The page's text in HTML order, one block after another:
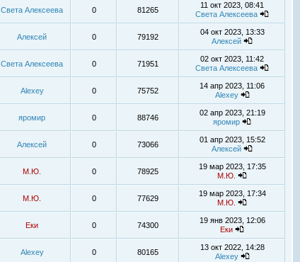
Света Алексеева 0 81265
11 окт 2023, 08:41
Света Алексеева
Алексей 0 79192
04 окт 2023, 13:33
Алексей
Света Алексеева 0 71951
02 окт 2023, 11:42
Света Алексеева
Alexey 0 75752
14 апр 2023, 11:06
Alexey
яромир 0 88746
02 апр 2023, 21:19
яромир
Алексей 0 73066
01 апр 2023, 15:52
Алексей
М.Ю. 0 78925
19 мар 2023, 17:35
М.Ю.
М.Ю. 0 77629
19 мар 2023, 17:34
М.Ю.
Еки 0 74300
19 янв 2023, 12:06
Еки
Alexey 0 80165
13 окт 2022, 14:28
Alexey